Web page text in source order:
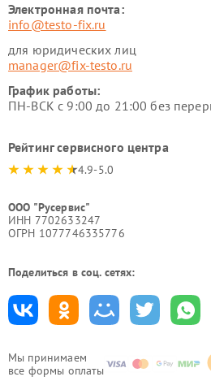
Мы принимаем
все формы оплаты
Электронная почта:
info@testo-fix.ru
для юридических лиц
manager@fix-testo.ru
График работы:
ПН-ВСК с 9:00 до 21:00 без
Рейтинг сервисного центра
4.9-5.0
ООО "Русервис"
ИНН 7702633247
ОГРН 1077746335776
Поделиться в соц. сетях: